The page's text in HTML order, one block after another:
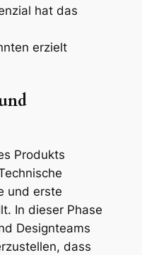
hat das
erzielt
Produkts
und erste
In dieser Phase
Designteams
dass